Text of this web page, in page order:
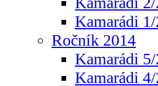
Kamarádi
Ročník 2014
Kamarádi
Kamarádi